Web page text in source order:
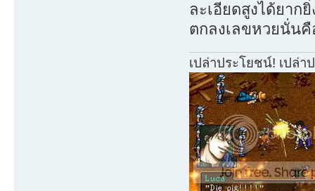
ละเอียดสูงได้ยาก
ตกลงเลขหวยนั่น
เปล่าประโยชน์! เปล่า